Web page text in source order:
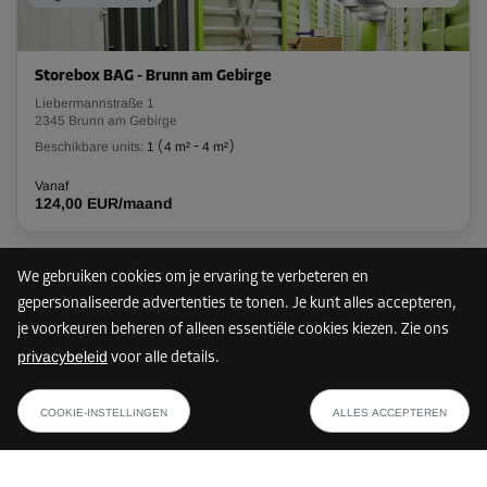
We gebruiken cookies om je ervaring te verbeteren en
gepersonaliseerde advertenties te tonen. Je kunt alles accepteren,
je voorkeuren beheren of alleen essentiële cookies kiezen. Zie ons
privacybeleid voor alle details.
COOKIE-INSTELLINGEN ALLES ACCEPTEREN
Inhoud: 6,78 m³
L:2,55m B:1,7m
Vanaf
Unit 33
Oppervlak: 1,9 m²
Inhoud: 5,31 m³
1,65 m 1,15m H:2,8
Vanaf
66,00 EUR/maand
Storebox BAG - Brunn am Gebirge
Liebermannstraße 1
2345 Brunn am Gebirge
Beschikbare units: 1 (4 m² - 4 m²)
Vanaf
124,00 EUR/maand
Nog maar 5 units vrij
Rudolf-Waisenhorn-Gasse 13
1230 Wien
61,00 EUR/maand